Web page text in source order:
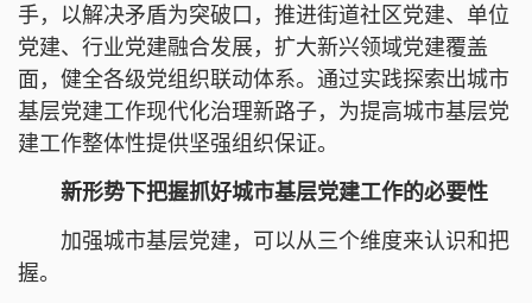
手，以解决矛盾为突破口，推进街道社区党建、单位
党建、行业党建融合发展，扩大新兴领域党建覆盖
面，健全各级党组织联动体系。通过实践探索出城市
基层党建工作现代化治理新路子，为提高城市基层党
建工作整体性提供坚强组织保证。
新形势下把握抓好城市基层党建工作的必要性
加强城市基层党建，可以从三个维度来认识和把
握。